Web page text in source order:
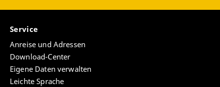
Service
Anreise und Adressen
Download-Center
Eigene Daten verwalten
Leichte Sprache